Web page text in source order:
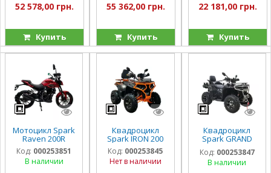
52 578,00 грн.
Купить
55 362,00 грн.
Купить
22 181,00 грн.
Купить
Мотоцикл Spark
Raven 200R
Код: 000253851
В наличии
Квадроцикл
Spark IRON 200
Код: 000253845
Нет в наличии
Квадроцикл
Spark GRAND
250SE
Код: 000253847
В наличии